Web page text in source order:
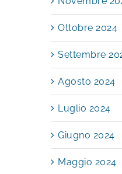
Novembre
Ottobre 2024
Settembre
Agosto 2024
Luglio 2024
Giugno 2024
Maggio 2024